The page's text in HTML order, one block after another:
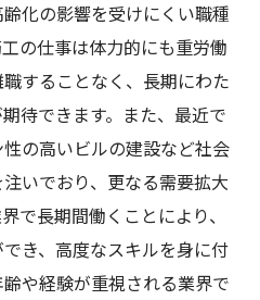
化の影響を受けにくい職種
の仕事は体力的にも重労働
することなく、長期にわた
待できます。また、最近で
の高いビルの建設など社会
いでおり、更なる需要拡大
で長期間働くことにより、
き、高度なスキルを身に付
や経験が重視される業界で